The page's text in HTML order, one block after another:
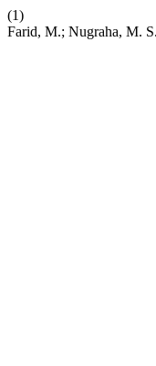
(1)
Farid, M.; Nugraha,